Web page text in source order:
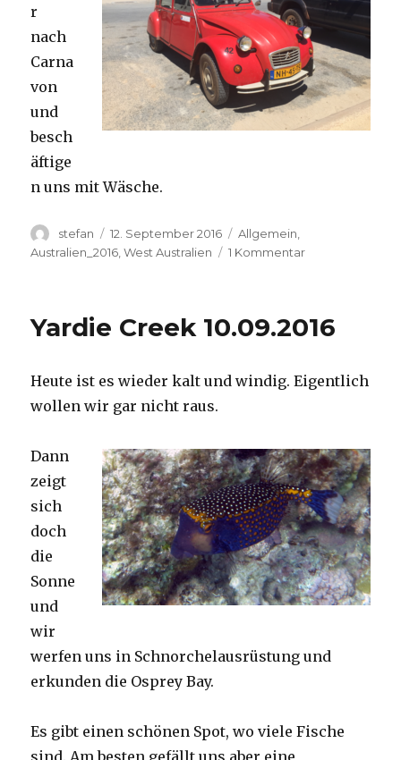
r
nach
Carna
von
und
besch
äftige
n uns mit Wäsche.
Autor
stefan
Veröffentlicht
am
12. September 2016 Kategorien
Allgemein
Australien_2016 ,West Australien 1 Kommentarzu
Yardie Creek 10.09.2016
Heute ist es wieder kalt und windig. Eigentlich
wollen wir gar nicht raus.
Dann
zeigt
sich
doch
die
Sonne
und
wir
werfen uns in Schnorchelausrüstung und
erkunden die Osprey Bay.
Es gibt einen schönen Spot, wo viele Fische